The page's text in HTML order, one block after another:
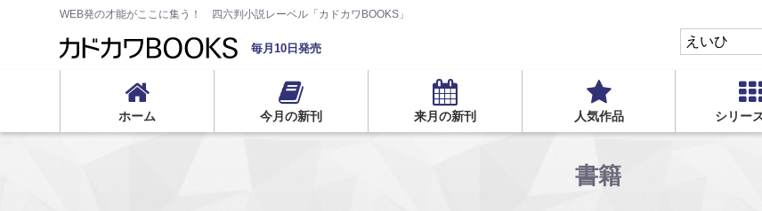
WEB発の才能がここに集う！ 四六判小説レーベル「カドカワBOOKS」
毎月10日発売
ホーム 今月の新刊 来月の新刊 人気作品 シリー
書籍